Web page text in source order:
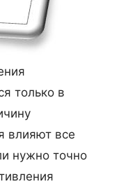
только в
влияют все
нужно точно